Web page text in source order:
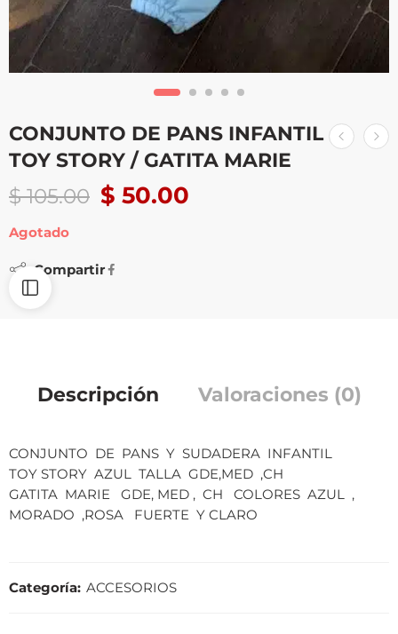
CONJUNTO DE PANS INFANTIL
TOY STORY / GATITA MARIE
$105.00 $ 50.00
Agotado
Compartir
Descripción Valoraciones (0)
CONJUNTO DE PANS Y SUDADERA INFANTIL
TOY STORY AZUL TALLA GDE,MED ,CH
GATITA MARIE GDE, MED , CH COLORES AZUL ,
MORADO ,ROSA FUERTE Y CLARO
Categoría: ACCESORIOS